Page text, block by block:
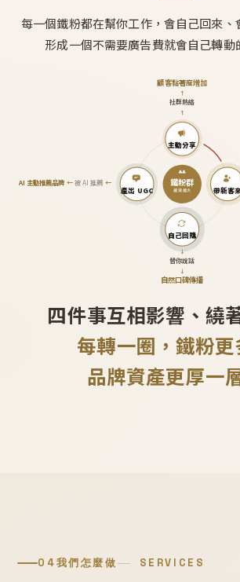
每一個鐵粉都在幫你工作，會自己回來、
形成一個不需要廣告費就會自己轉動
鐵粉群
越滾越大
主動分享
↑
社群熱絡
↑
顧客黏著度增加
帶新客
自己回購
↓
替你說話
↓
自然口碑傳播
產出 UGC
AI 主動推薦品牌←被 AI 推薦 ←
四件事互相影響、繞
每轉一圈，鐵粉更
品牌資產更厚一
04我們怎麼做 SERVICES